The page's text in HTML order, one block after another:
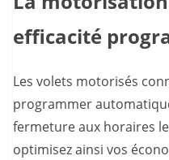
efficacité
Les volets motorisés
programmer
fermeture aux horaires
optimisez ainsi vos